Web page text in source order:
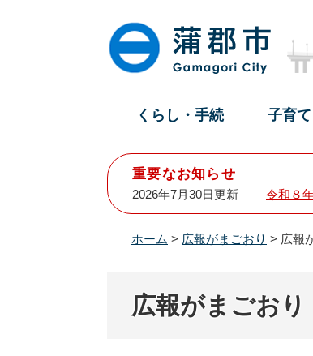
くらし・手続 子育
重要なお知らせ
2026年7月30日更新 令和８
ホーム > 広報がまごおり > 広報
広報がまごおり